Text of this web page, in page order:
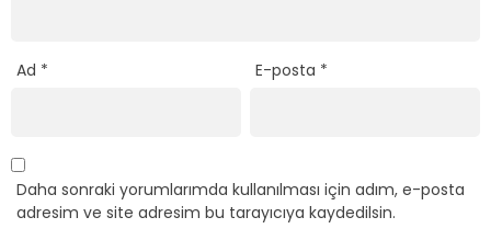
Ad * E-posta *
Daha sonraki yorumlarımda kullanılması için adım, e-posta
adresim ve site adresim bu tarayıcıya kaydedilsin.